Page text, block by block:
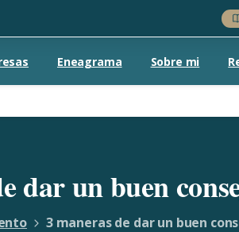
Eneagrama Sobre mi
darunbuen
3 maneras de dar un buen